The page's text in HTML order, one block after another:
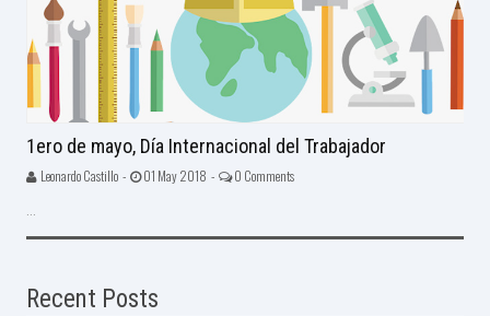
1ero de mayo, Día Internacional del Trabajador
Leonardo Castillo - 01 May 2018 - 0 Comments
...
Recent Posts